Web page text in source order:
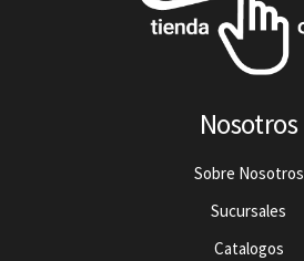
Nosotros
Sobre Nosotros
Sucursales
Catalogos